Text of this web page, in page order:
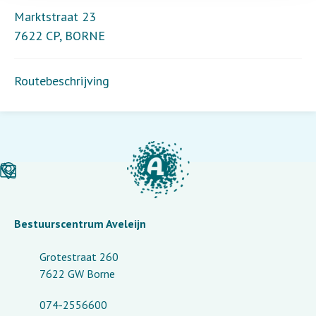
Marktstraat 23
7622 CP, BORNE
Routebeschrijving
Bestuurscentrum Aveleijn
Grotestraat 260
7622 GW Borne
074-2556600